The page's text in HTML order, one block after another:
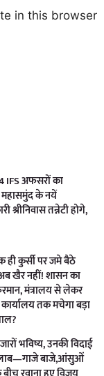
in this browser
IFS अफसरों का
महासमुंद के नयें
श्रीनिवास तन्नेटी होगे,
कुर्सी पर जमे बैठे
खैर नहीं! शासन का
मंत्रालय से लेकर
तक मचेगा बड़ा
भविष्य, उनकी विदाई
बाजे,आंसुओं